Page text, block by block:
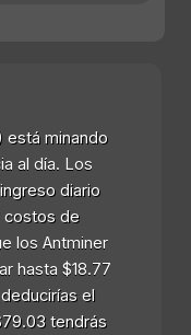
está minando
al día. Los
diario
costos de
los Antminer
hasta $18.77
el
tendrás